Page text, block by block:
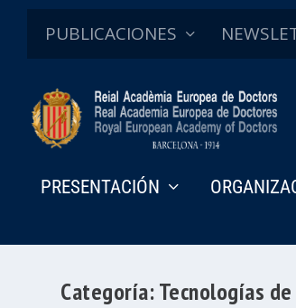
PUBLICACIONES
PRESENTACIÓN
Categoría:Tecnologías